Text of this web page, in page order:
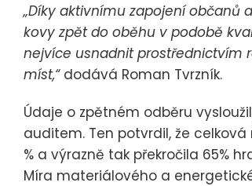
„Díky aktivnímu zapojení
kovy zpět do oběhu v podobě
nejvíce usnadnit prostřednictvím
míst,“dodává Roman Tvrzník.
Údaje o zpětném odběru
auditem. Ten potvrdil, že
% a výrazně tak překročila 65%
Míra materiálového a